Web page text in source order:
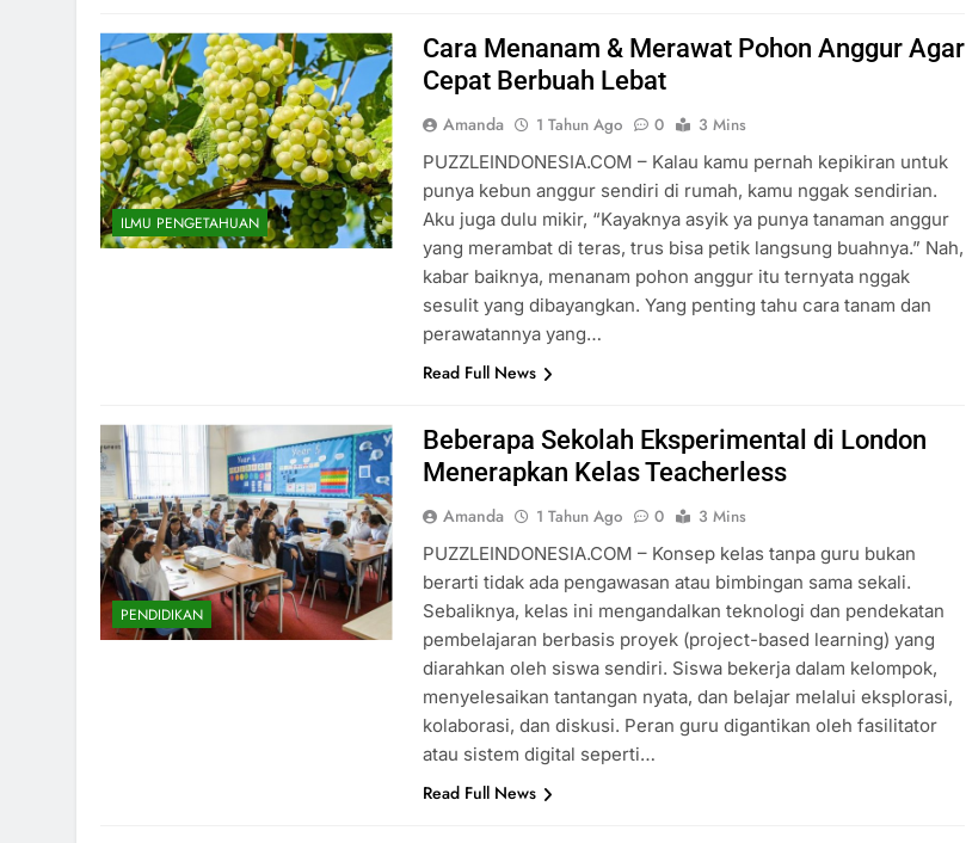
ILMU PENGETAHUAN
Cara Menanam & Merawat Pohon Anggur Agar
Cepat Berbuah Lebat
Amanda 1 Tahun Ago 0
3 Mins
PUZZLEINDONESIA.COM – Kalau kamu pernah kepikiran untuk
punya kebun anggur sendiri di rumah, kamu nggak sendirian.
Aku juga dulu mikir, “Kayaknya asyik ya punya tanaman anggur
yang merambat di teras, trus bisa petik langsung buahnya.” Nah,
kabar baiknya, menanam pohon anggur itu ternyata nggak
sesulit yang dibayangkan. Yang penting tahu cara tanam dan
perawatannya yang…
Read Full News
PENDIDIKAN
Beberapa Sekolah Eksperimental di London
Menerapkan Kelas Teacherless
Amanda 1 Tahun Ago 0
3 Mins
PUZZLEINDONESIA.COM – Konsep kelas tanpa guru bukan
berarti tidak ada pengawasan atau bimbingan sama sekali.
Sebaliknya, kelas ini mengandalkan teknologi dan pendekatan
pembelajaran berbasis proyek (project-based learning) yang
diarahkan oleh siswa sendiri. Siswa bekerja dalam kelompok,
menyelesaikan tantangan nyata, dan belajar melalui eksplorasi,
kolaborasi, dan diskusi. Peran guru digantikan oleh fasilitator
atau sistem digital seperti…
Read Full News